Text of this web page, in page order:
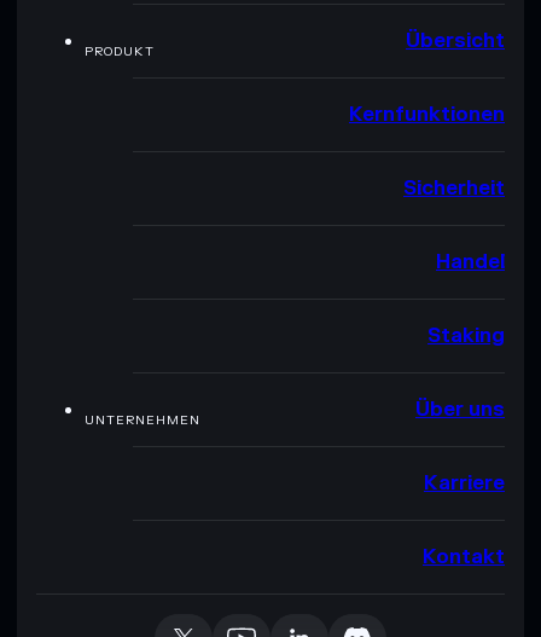
PRODUKT Übersicht
Kernfunktionen
Sicherheit
Handel
Staking
UNTERNEHMEN Über uns
Karriere
Kontakt